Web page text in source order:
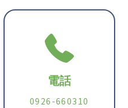
電話
0926-660310